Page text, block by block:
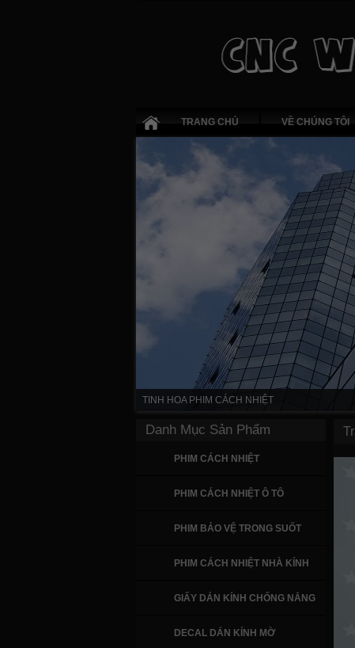
TRANG CHỦ VỀ CHÚNG TÔI
TINH HOA PHIM CÁCH NHIỆT
Danh Mục Sản Phẩm
PHIM CÁCH NHIỆT
PHIM CÁCH NHIỆT Ô TÔ
PHIM BẢO VỆ TRONG SUỐT
PHIM CÁCH NHIỆT NHÀ KÍNH
GIẤY DÁN KÍNH CHỐNG NẮNG
DECAL DÁN KÍNH MỜ